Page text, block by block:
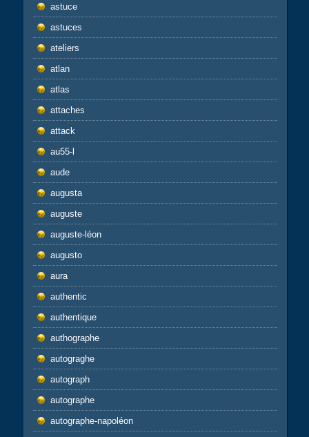
astuce
astuces
ateliers
atlan
atlas
attaches
attack
au55-l
aude
augusta
auguste
auguste-léon
augusto
aura
authentic
authentique
authographe
autograghe
autograph
autographe
autographe-napoléon